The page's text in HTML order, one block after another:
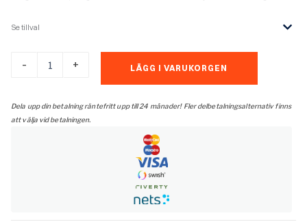
Se tillval
-
sideglass
mängd
+ LÄGG I VARUKORGEN
Dela upp din betalning räntefritt upp till 24 månader! Fler delbetalningsalternativ finns
att välja vid betalningen.